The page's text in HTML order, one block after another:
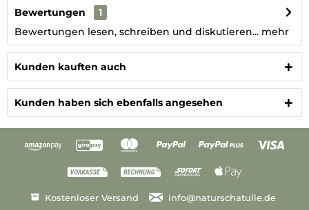
Bewertungen
1
Bewertungen lesen, schreiben und diskutieren... mehr
Kunden kauften auch
Kunden haben sich ebenfalls angesehen
Kostenloser Versand info@naturschatulle.de